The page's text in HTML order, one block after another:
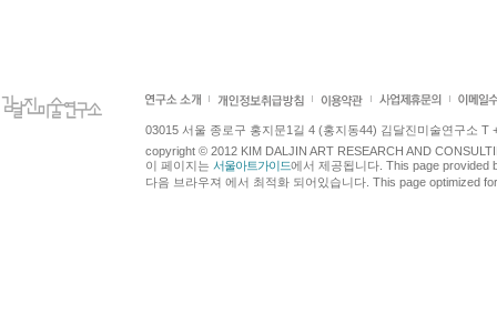
03015 서울 종로구 홍지문1길 4 (홍지동44) 김달진미술연구소 T
copyright © 2012 KIM DALJIN ART RESEARCH AND
이 페이지는 서울아트가이드에서 제공됩니다. This page provided
다음 브라우져 에서 최적화 되어있습니다. This page optimized